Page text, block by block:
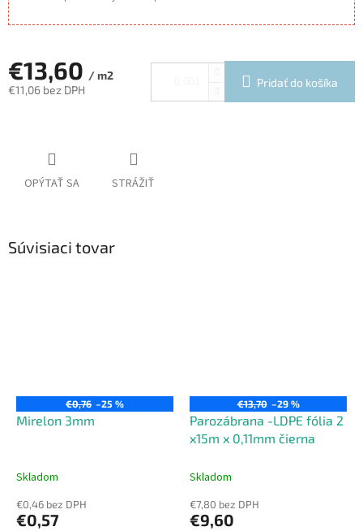
OPÝTAŤ SA STRÁŽIŤ
€13,60 / m2
€11,06 bez DPH
Pridať do košíka
Súvisiaci tovar
€0,76 –25 %
Mirelon 3mm
Skladom
€0,46 bez DPH
€0,57
€13,70 –29 %
Parozábrana -LDPE fólia 2
x15m x 0,11mm čierna
Skladom
€7,80 bez DPH
€9,60